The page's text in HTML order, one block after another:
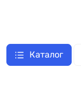
Каталог